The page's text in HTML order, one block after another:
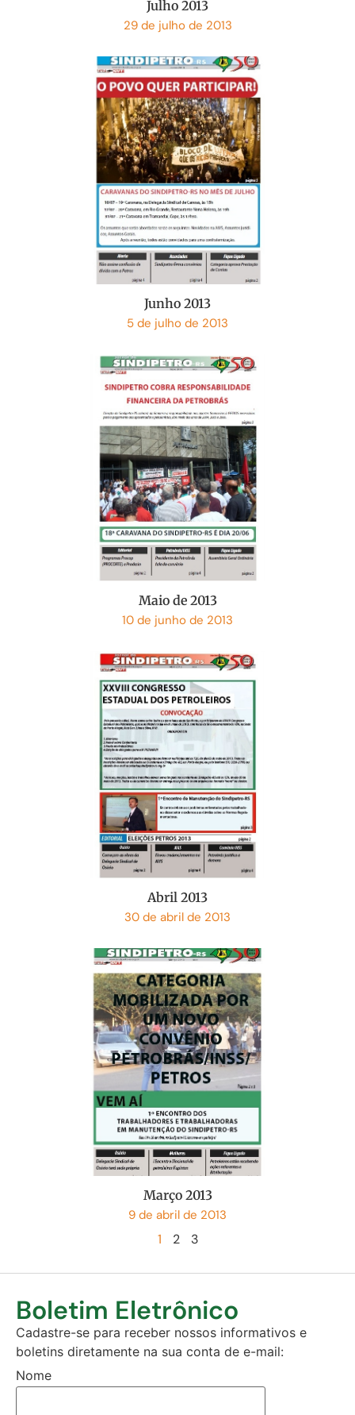
Julho 2013
29 de julho de 2013
Junho 2013
5 de julho de 2013
Maio de 2013
10 de junho de 2013
Abril 2013
30 de abril de 2013
Março 2013
9 de abril de 2013
1 2 3
Boletim Eletrônico
Cadastre-se para receber nossos informativos e
boletins diretamente na sua conta de e-mail:
Nome